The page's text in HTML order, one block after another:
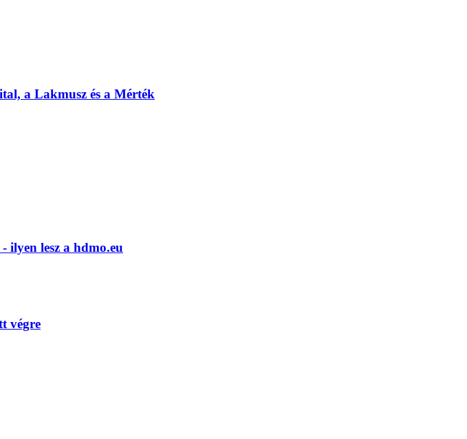
a Lakmusz és a Mérték
ilyen lesz a hdmo.eu
végre